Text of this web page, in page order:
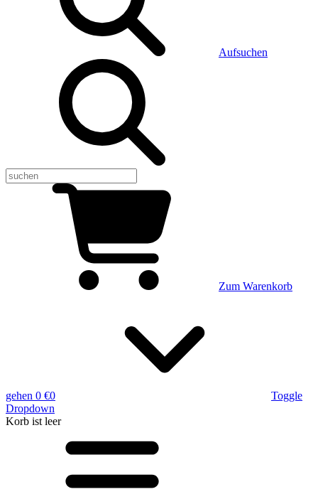
Aufsuchen
Zum Warenkorb
gehen 0 €0
Toggle
Dropdown
Korb ist leer